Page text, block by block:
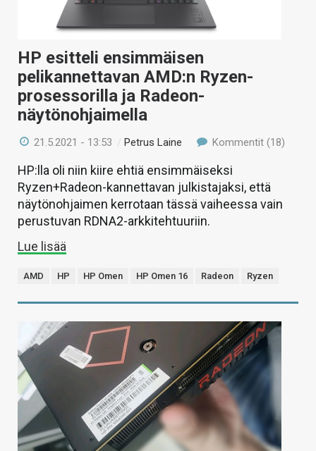
HP esitteli ensimmäisen
pelikannettavan AMD:n Ryzen-
prosessorilla ja Radeon-
näytönohjaimella
21.5.2021 - 13:53 /Petrus Laine Kommentit (18)
HP:lla oli niin kiire ehtiä ensimmäiseksi
Ryzen+Radeon-kannettavan julkistajaksi, että
näytönohjaimen kerrotaan tässä vaiheessa vain
perustuvan RDNA2-arkkitehtuuriin.
Lue lisää
AMD HP HP Omen HP Omen 16 Radeon Ryzen